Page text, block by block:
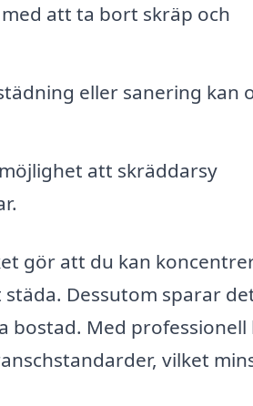
att ta bort skräp och
eller sanering kan
att skräddarsy
gör att du kan
Dessutom sparar
bostad. Med professionell
vilket